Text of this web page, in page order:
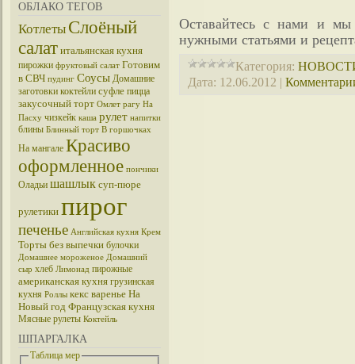
ОБЛАКО ТЕГОВ
Котлеты Слоёный
салат итальянская кухня
пирожки фруктовый салат Готовим
в СВЧ пудинг Соусы Домашние
заготовки коктейли суфле пицца
закусочный торт Омлет рагу На
Пасху чизкейк каша рулет напитки
блины Блинный торт В горшочках
На мангале Красиво
оформленное пончики
Оладьи шашлык суп-пюре
рулетики пирог
печенье Английская кухня Крем
Торты без выпечки булочки
Домашнее мороженое Домашний
сыр хлеб Лимонад пирожные
американская кухня грузинская
кухня Роллы кекс варенье На
Новый год Французская кухня
Мясные рулеты Коктейль
ШПАРГАЛКА
Таблица мер
Оставайтесь с нами и мы
нужными статьями и
Категория:
Дата: 12.06.2012 |